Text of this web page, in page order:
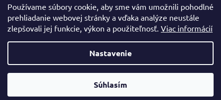
Používame súbory cookie, aby sme vám umožnili pohodlné
prehliadanie webovej stránky a vďaka analýze neustále
zlepšovali jej funkcie, výkon a použiteľnosť. Viac informácií
Nastavenie
Súhlasím
České stránky
Vytvoril Shoptet
Premineraly.sk. Všetky práva vyhradené.